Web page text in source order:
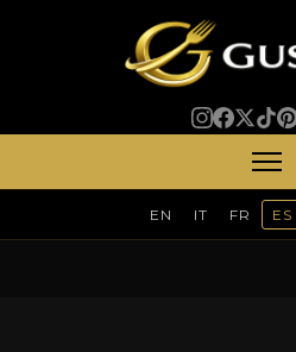
EN IT FR ES